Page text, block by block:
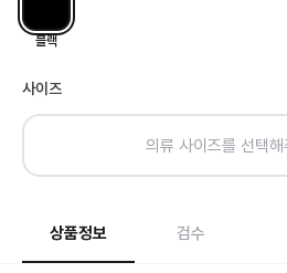
블랙
사이즈
의류 사이즈를 선택해
상품정보 검수